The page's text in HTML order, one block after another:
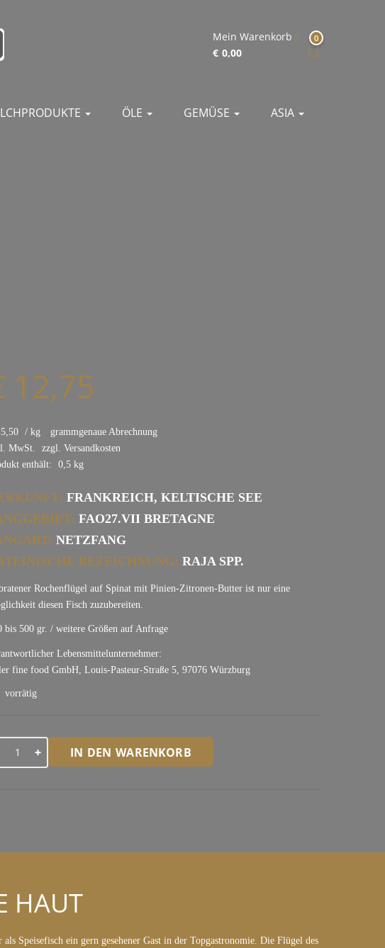
Mein Warenkorb
€ 0,00
0
ÖLE GEMÜSE
ASIA
12,75
/ kg
grammgenaue Abrechnung
MwSt.
zzgl. Versandkosten
enthält:
0,5 kg
FRANKREICH, KELTISCHE SEE
FAO27.VII BRETAGNE
NETZFANG
BEZEICHNUNG: RAJA SPP.
Rochenflügel auf Spinat mit Pinien-Zitronen-Butter ist nur eine
diesen Fisch zuzubereiten.
bis 500 gr. / weitere Größen auf Anfrage
Lebensmittelunternehmer:
fine food GmbH, Louis-Pasteur-Straße 5, 97076 Würzburg
vorrätig
IN DEN WARENKORB
HAUT
Speisefisch ein gern gesehener Gast in der Topgastronomie. Die Flügel des